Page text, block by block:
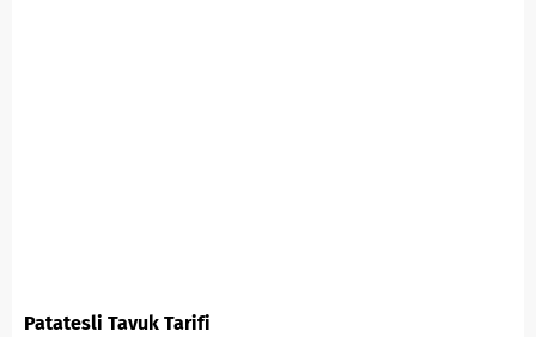
Patatesli Tavuk Tarifi